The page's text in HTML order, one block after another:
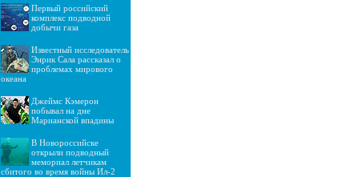
Первый российский
комплекс подводной
добычи газа
Известный исследователь
Энрик Сала рассказал о
проблемах мирового
океана
Джеймс Кэмерон
побывал на дне
Марианской впадины
В Новороссийске
открыли подводный
мемориал летчикам
сбитого во время войны Ил-2